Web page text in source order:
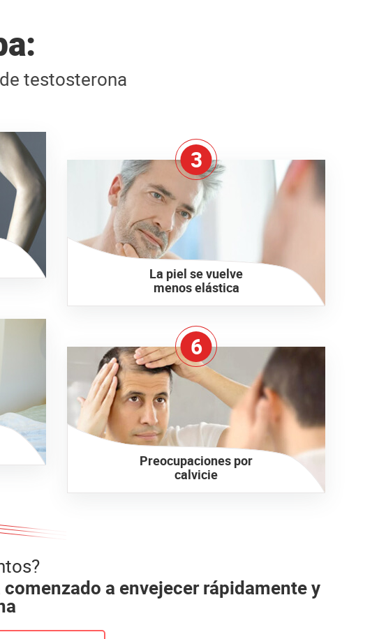
testosterona
3
La piel se vuelve
menos elástica
6
Preocupaciones por
calvicie
a envejecer rápidamente y